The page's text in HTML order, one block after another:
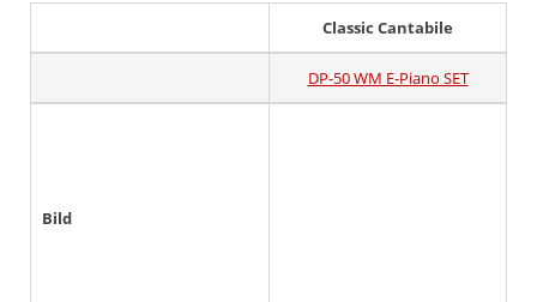
Classic Cantabile
DP-50 WM E-Piano SET
Bild